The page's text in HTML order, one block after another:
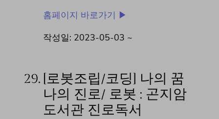
홈페이지 바로가기 ▶
작성일: 2023-05-03 ~
29. [로봇조립/코딩] 나의 꿈
나의 진로/ 로봇 : 곤지암
도서관 진로독서